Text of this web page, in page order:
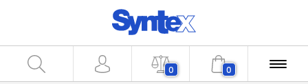
0 0